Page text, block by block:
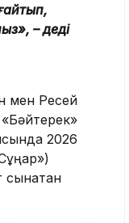
– деді
мен Ресей
«Бәйтерек»
2026